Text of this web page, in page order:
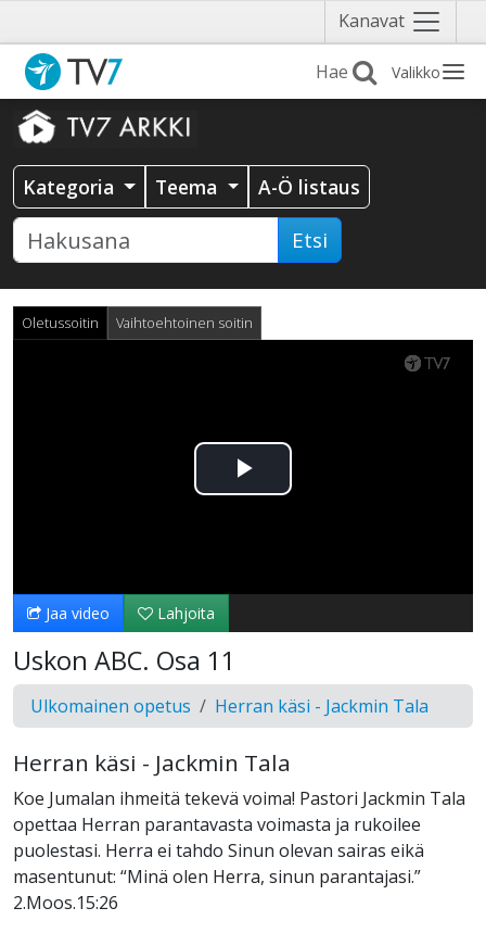
Kanavat Näytä
valikko
Valikko
Kategoria Teema A-Ö listaus
Etsi
Oletussoitin Vaihtoehtoinen soitin
Toista
Jaa video Lahjoita
Uskon ABC. Osa 11
Ulkomainen opetus Herran käsi - Jackmin Tala
Herran käsi - Jackmin Tala
Koe Jumalan ihmeitä tekevä voima! Pastori Jackmin Tala
opettaa Herran parantavasta voimasta ja rukoilee
puolestasi. Herra ei tahdo Sinun olevan sairas eikä
masentunut: “Minä olen Herra, sinun parantajasi.”
2.Moos.15:26